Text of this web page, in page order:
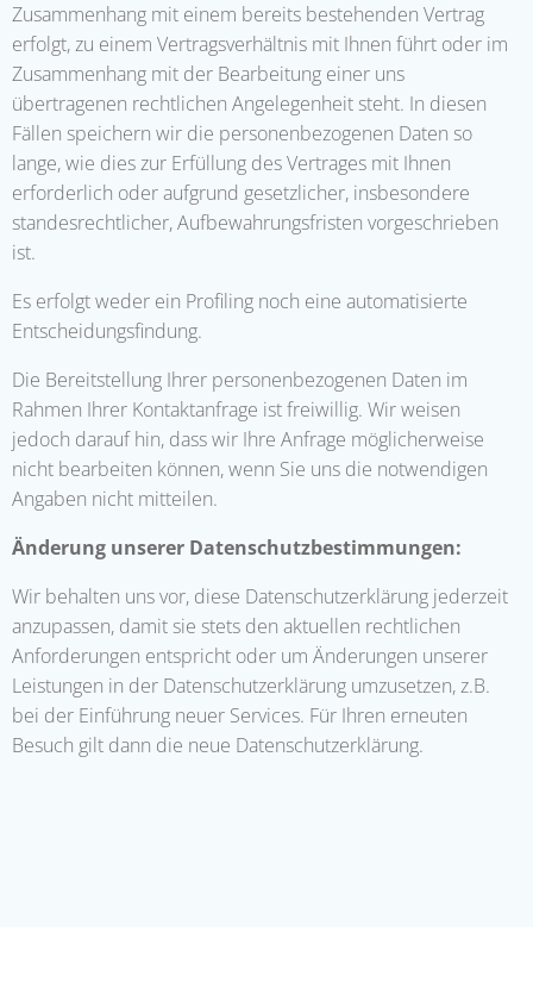
Zusammenhang mit einem bereits bestehenden Vertrag
erfolgt, zu einem Vertragsverhältnis mit Ihnen führt oder im
Zusammenhang mit der Bearbeitung einer uns
übertragenen rechtlichen Angelegenheit steht. In diesen
Fällen speichern wir die personenbezogenen Daten so
lange, wie dies zur Erfüllung des Vertrages mit Ihnen
erforderlich oder aufgrund gesetzlicher, insbesondere
standesrechtlicher, Aufbewahrungsfristen vorgeschrieben
ist.
Es erfolgt weder ein Profiling noch eine automatisierte
Entscheidungsfindung.
Die Bereitstellung Ihrer personenbezogenen Daten im
Rahmen Ihrer Kontaktanfrage ist freiwillig. Wir weisen
jedoch darauf hin, dass wir Ihre Anfrage möglicherweise
nicht bearbeiten können, wenn Sie uns die notwendigen
Angaben nicht mitteilen.
Änderung unserer Datenschutzbestimmungen:
Wir behalten uns vor, diese Datenschutzerklärung jederzeit
anzupassen, damit sie stets den aktuellen rechtlichen
Anforderungen entspricht oder um Änderungen unserer
Leistungen in der Datenschutzerklärung umzusetzen, z.B.
bei der Einführung neuer Services. Für Ihren erneuten
Besuch gilt dann die neue Datenschutzerklärung.